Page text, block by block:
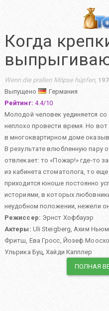
Когда
Wenn die prallen Möpse hüpfen,
Выпущено
Германия
Рейтинг: 4.4/10
Молодой человек уединяется
неплохо провести время. Но
в многоквартирном доме
В результате влюбленную пару
отвлекает: то «Пожар!» где-то
из кабинета стоматолога, то
приходится юноше постоянно
историями, в которых
неудобном положении, нежели
Режиссер: Эрнст Хофбауэр
Актеры: Uli Steigberg,Ахим
Фритш, Ева Гросс, Йозеф
Ульрика Буц,Хайди Капплер
ПОЛНАЯ